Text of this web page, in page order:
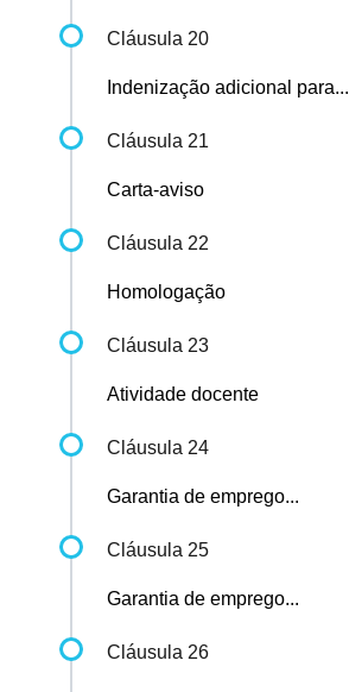
Cláusula 20
Indenização adicional para...
Cláusula 21
Carta-aviso
Cláusula 22
Homologação
Cláusula 23
Atividade docente
Cláusula 24
Garantia de emprego...
Cláusula 25
Garantia de emprego...
Cláusula 26